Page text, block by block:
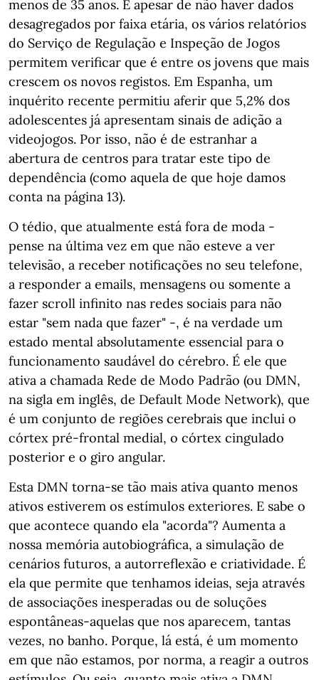
menos de 35 anos. E apesar de não haver dados
desagregados por faixa etária, os vários relatórios
do Serviço de Regulação e Inspeção de Jogos
permitem verificar que é entre os jovens que mais
crescem os novos registos. Em Espanha, um
inquérito recente permitiu aferir que 5,2% dos
adolescentes já apresentam sinais de adição a
videojogos. Por isso, não é de estranhar a
abertura de centros para tratar este tipo de
dependência (como aquela de que hoje damos
conta na página 13).
O tédio, que atualmente está fora de moda -
pense na última vez em que não esteve a ver
televisão, a receber notificações no seu telefone,
a responder a emails, mensagens ou somente a
fazer scroll infinito nas redes sociais para não
estar "sem nada que fazer" -, é na verdade um
estado mental absolutamente essencial para o
funcionamento saudável do cérebro. É ele que
ativa a chamada Rede de Modo Padrão (ou DMN,
na sigla em inglês, de Default Mode Network), que
é um conjunto de regiões cerebrais que inclui o
córtex pré-frontal medial, o córtex cingulado
posterior e o giro angular.
Esta DMN torna-se tão mais ativa quanto menos
ativos estiverem os estímulos exteriores. E sabe o
que acontece quando ela "acorda"? Aumenta a
nossa memória autobiográfica, a simulação de
cenários futuros, a autorreflexão e criatividade. É
ela que permite que tenhamos ideias, seja através
de associações inesperadas ou de soluções
espontâneas-aquelas que nos aparecem, tantas
vezes, no banho. Porque, lá está, é um momento
em que não estamos, por norma, a reagir a outros